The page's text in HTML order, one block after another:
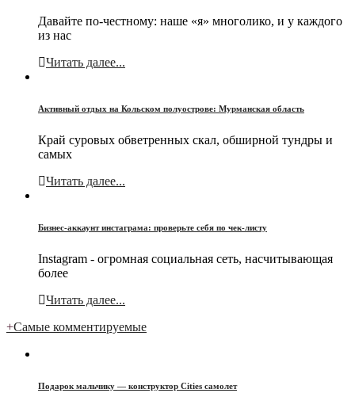
Давайте по-честному: наше «я» многолико, и у каждого
из нас
Читать далее...
Активный отдых на Кольском полуострове: Мурманская область
Край суровых обветренных скал, обширной тундры и
самых
Читать далее...
Бизнес-аккаунт инстаграма: проверьте себя по чек-листу
Instagram - огромная социальная сеть, насчитывающая
более
Читать далее...
+Самые комментируемые
Подарок мальчику — конструктор Cities самолет